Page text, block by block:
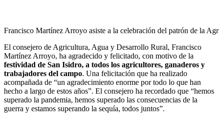
Francisco Martínez Arroyo asiste a la celebración del patrón de la
El consejero de Agricultura, Agua y Desarrollo Rural, Francisco
Martínez Arroyo, ha agradecido y felicitado, con motivo de la
festividad de San Isidro, a todos los agricultores, ganaderos y
trabajadores del campo. Una felicitación que ha realizado
acompañada de “un agradecimiento enorme por todo lo que han
hecho a largo de estos años”. El consejero ha recordado que “hemos
superado la pandemia, hemos superado las consecuencias de la
guerra y estamos superando la sequía, todos juntos”.